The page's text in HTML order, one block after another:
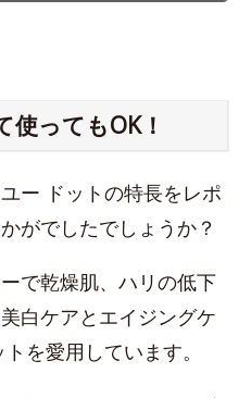
使ってもOK！
ー ドットの特長をレポ
がでしたでしょうか？
で乾燥肌、ハリの低下
白ケアとエイジングケ
を愛用しています。